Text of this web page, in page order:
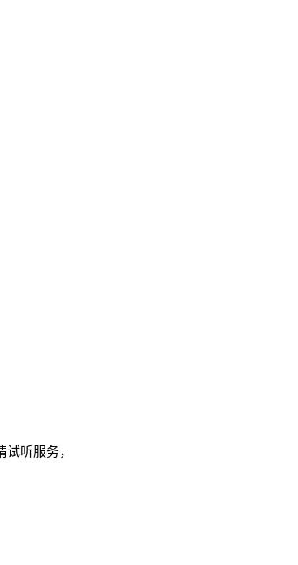
听服务，